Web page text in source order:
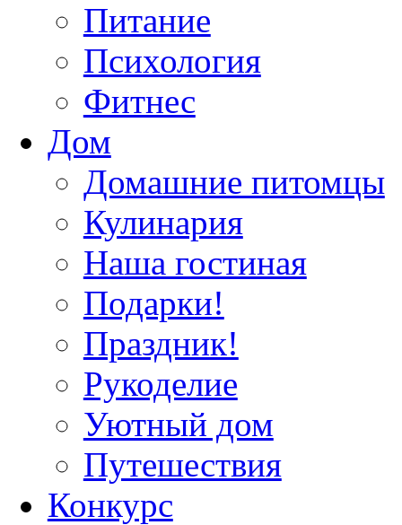
Питание
Психология
Фитнес
Дом
Домашние питомцы
Кулинария
Наша гостиная
Подарки!
Праздник!
Рукоделие
Уютный дом
Путешествия
Конкурс